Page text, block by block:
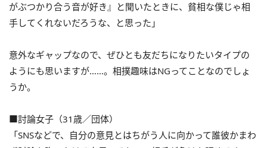
がぶつかり合う音が好き』と聞いたときに、貧相な僕じゃ相
手してくれないだろうな、と思った」
意外なギャップなので、ぜひとも友だちになりたいタイプの
ようにも思いますが……。相撲趣味はNGってことなのでしょ
うか。
■討論女子（31歳／団体）
「SNSなどで、自分の意見とはちがう人に向かって誰彼かまわ